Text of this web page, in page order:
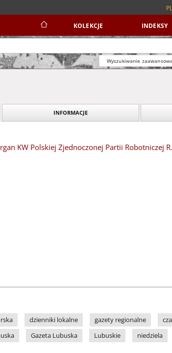
PL
KOLEKCJE INDEKSY
Wyszukiwanie
INFORMACJE
KW Polskiej Zjednoczonej Partii Robotniczej
dzienniki lokalne gazety regionalne
Gazeta Lubuska Lubuskie niedziela